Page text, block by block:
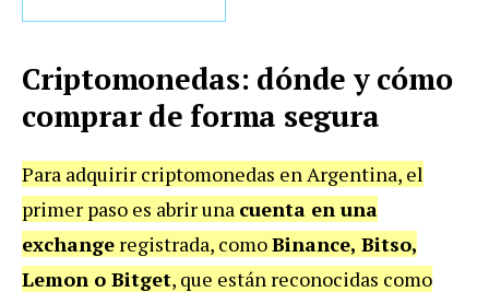
Criptomonedas: dónde y cómo
comprar de forma segura
Para adquirir criptomonedas en Argentina, el
primer paso es abrir una cuenta en una
exchange registrada, comoBinance, Bitso,
Lemon o Bitget, que están reconocidas como